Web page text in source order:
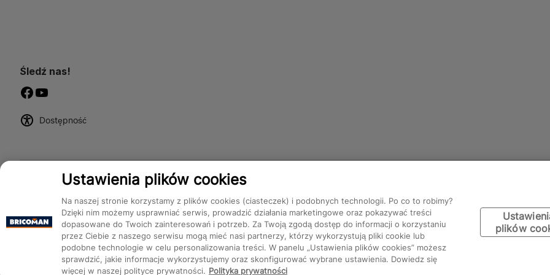
Śledź nas!
Dostępność
Bricoman 2026 ©
Ustawienia plików cookies
Na naszej stronie korzystamy z plików cookies (ciasteczek) i podobnych technologii. Po co to robimy?
Dzięki nim możemy usprawniać serwis, prowadzić działania marketingowe oraz pokazywać treści
dopasowane do Twoich zainteresowań i potrzeb. Za Twoją zgodą dostęp do informacji o korzystaniu
przez Ciebie z naszego serwisu mogą mieć nasi partnerzy, którzy wykorzystują pliki cookie lub
podobne technologie w celu personalizowania treści. W panelu „Ustawienia plików cookies” możesz
sprawdzić, jakie informacje wykorzystujemy oraz skonfigurować wybrane ustawienia. Dowiedz się
więcej w naszej polityce prywatności. Polityka prywatności
plików